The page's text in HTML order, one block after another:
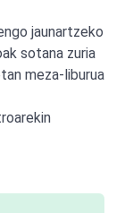
jaunartzeko
sotana zuria
meza-liburua